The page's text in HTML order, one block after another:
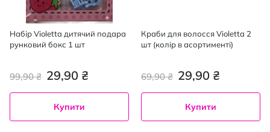
Набір Violetta дитячий подара
рунковий бокс 1 шт
29,90 ₴
99,90 ₴
Купити
Краби для волосся Violetta 2
шт (колір в асортименті)
29,90 ₴
69,90 ₴
Купити